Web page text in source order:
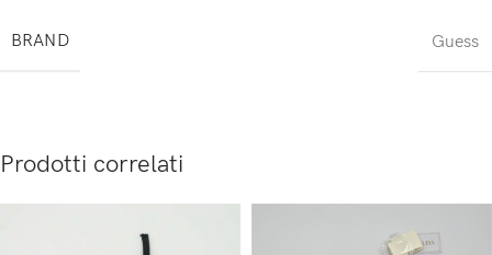
BRAND Guess
Prodotti correlati